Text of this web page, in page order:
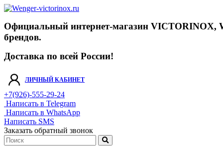
Официальный интернет-магазин VICTORINOX,
брендов.
Доставка по всей России!
ЛИЧНЫЙ КАБИНЕТ
+7(926)-555-29-24
Написать в Telegram
Написать в WhatsApp
Написать SMS
Заказать обратный звонок